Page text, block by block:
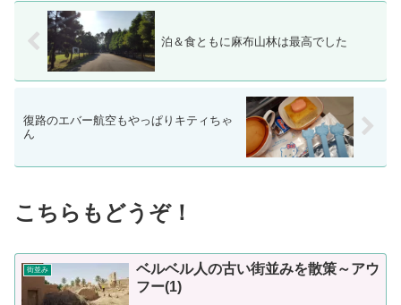
泊＆食ともに麻布山林は最高でした
復路のエバー航空もやっぱりキティちゃ
ん
こちらもどうぞ！
街並み
ベルベル人の古い街並みを散策～アウ
フー(1)